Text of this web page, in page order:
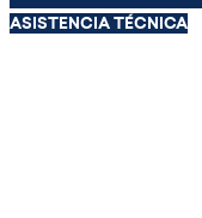
ASISTENCIA TÉCNICA